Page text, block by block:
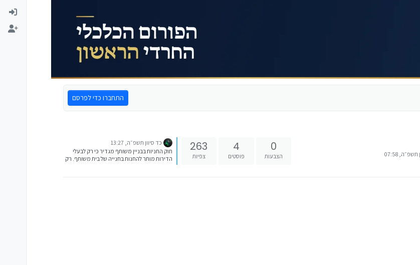
התחברו כדי לפרסם
07:58
0
הצבעות
4
פוסטים
263
צפיות
כד סיוון תשפ״ה, 13:27
חוק החניות בבניין משותף מגדיר כי רק לבעלי
הדירות מותר להחנות בחנייה של בית משותף. רק